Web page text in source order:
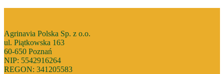
Agrinavia Polska Sp. z o.o.
ul. Piątkowska 163
60-650 Poznań
NIP: 5542916264
REGON: 341205583